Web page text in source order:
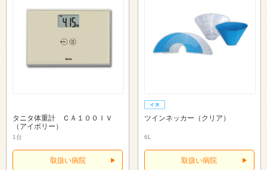
タニタ体重計 ＣＡ１００ＩＶ
（アイボリー）
1台
取扱い病院
ツインネッカー（クリア）
6L
取扱い病院